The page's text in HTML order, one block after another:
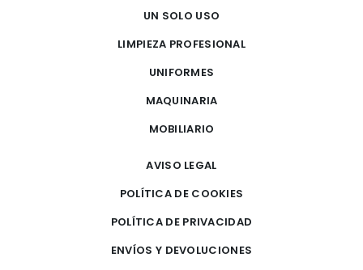
UN SOLO USO
LIMPIEZA PROFESIONAL
UNIFORMES
MAQUINARIA
MOBILIARIO
AVISO LEGAL
POLÍTICA DE COOKIES
POLÍTICA DE PRIVACIDAD
ENVÍOS Y DEVOLUCIONES